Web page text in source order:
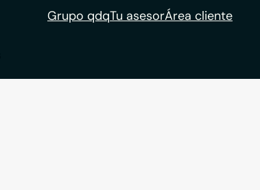
Grupo qdqTu asesorÁrea cliente